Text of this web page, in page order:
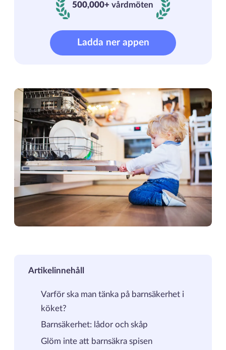
500000+ vårdmöten
500,000+ vårdmöten
Ladda ner appen
Artikelinnehåll
Varför ska man tänka på barnsäkerhet i
köket?
Barnsäkerhet: lådor och skåp
Glöm inte att barnsäkra spisen